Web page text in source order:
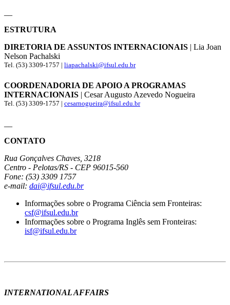
ESTRUTURA
DIRETORIA DE ASSUNTOS INTERNACIONAIS | Lia Joan
Nelson Pachalski
Tel. (53) 3309-1757 | liapachalski@ifsul.edu.br
COORDENADORIA DE APOIO A PROGRAMAS
INTERNACIONAIS | Cesar Augusto Azevedo Nogueira
Tel. (53) 3309-1757 | cesarnogueira@ifsul.edu.br
CONTATO
Rua Gonçalves Chaves, 3218
Centro - Pelotas/RS - CEP 96015-560
Fone: (53) 3309 1757
e-mail: dai@ifsul.edu.br
Informações sobre o Programa Ciência sem Fronteiras:
csf@ifsul.edu.br
Informações sobre o Programa Inglês sem Fronteiras:
isf@ifsul.edu.br
INTERNATIONAL AFFAIRS